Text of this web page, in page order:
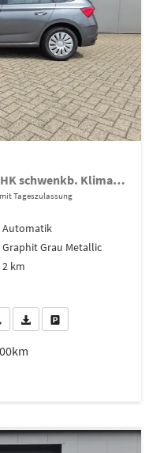
1.0 TSI 115PS DSG Selection AHK schwenkb. Klimaautomatik Sitzheizung PDC Rückf.Kamera Apple CarPlay Android Auto
Tageszulassung
Automatik
Graphit Grau Metallic
2 km
Wir rufen Sie anPDF-Datei, Fahrzeugexposé